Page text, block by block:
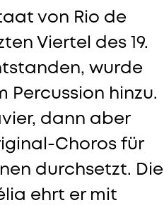
von Rio de
Viertel des 19.
wurde
Percussion hinzu.
dann aber
Choros für
durchsetzt. Die
ehrt er mit